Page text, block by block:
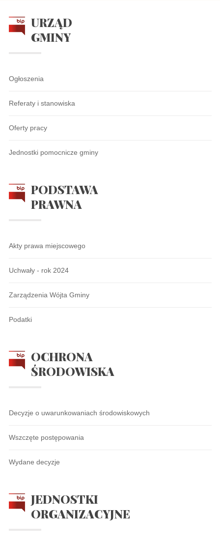
URZĄD
GMINY
Ogłoszenia
Referaty i stanowiska
Oferty pracy
Jednostki pomocnicze gminy
PODSTAWA
PRAWNA
Akty prawa miejscowego
Uchwały - rok 2024
Zarządzenia Wójta Gminy
Podatki
OCHRONA
ŚRODOWISKA
Decyzje o uwarunkowaniach środowiskowych
Wszczęte postępowania
Wydane decyzje
JEDNOSTKI
ORGANIZACYJNE